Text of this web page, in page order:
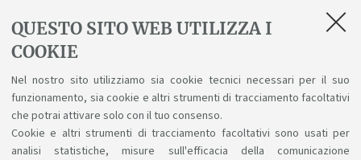
QUESTO SITO WEB UTILIZZA I
COOKIE
Nel nostro sito utilizziamo sia cookie tecnici necessari per il suo
funzionamento, sia cookie e altri strumenti di tracciamento facoltativi
che potrai attivare solo con il tuo consenso.
Cookie e altri strumenti di tracciamento facoltativi sono usati per
analisi statistiche, misure sull'efficacia della comunicazione
Giovedì 16 luglio 2026 Dalle 09:00 alle 12:30
2026
Dalle 09:00 alle 12:30